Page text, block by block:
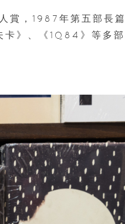
賞，1987年第五部長篇
卡》、《1Q84》等多